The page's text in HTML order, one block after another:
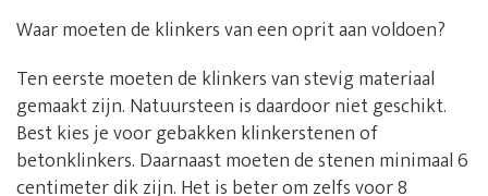
Waar moeten de klinkers van een oprit aan voldoen?
Ten eerste moeten de klinkers van stevig materiaal
gemaakt zijn. Natuursteen is daardoor niet geschikt.
Best kies je voor gebakken klinkerstenen of
betonklinkers. Daarnaast moeten de stenen minimaal 6
centimeter dik zijn. Het is beter om zelfs voor 8